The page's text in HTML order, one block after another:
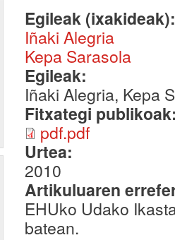
Egileak
Iñaki Alegria
Kepa Sarasola
Egileak:
Iñaki Alegria, Kepa
Fitxategi
pdf.pdf
Urtea:
2010
Artikuluaren
EHUko Udako
batean.